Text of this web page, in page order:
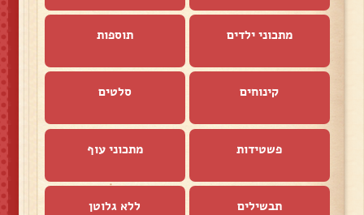
מתכוני ילדים תוספות
קינוחים סלטים
פשטידות מתכוני עוף
תבשילים ללא גלוטן